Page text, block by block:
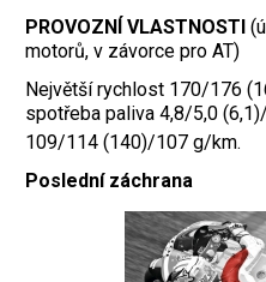
PROVOZNÍ VLASTNOSTI
motorů, v závorce pro AT)
Největší rychlost 170/176
spotřeba paliva 4,8/5,0
109/114 (140)/107 g/km.
Poslední záchrana